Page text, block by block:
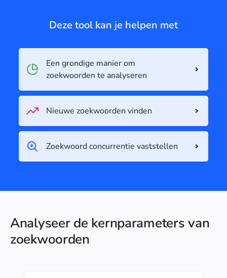
Deze tool kan je helpen met
Een grondige manier om
zoekwoorden te analyseren
Nieuwe zoekwoorden vinden
Zoekwoord concurrentie vaststellen
Analyseer de kernparameters van
zoekwoorden